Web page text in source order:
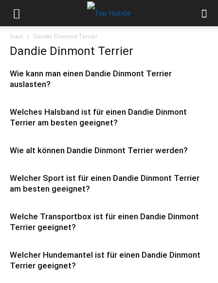
Start Dandie Dinmont Terrier
Dandie Dinmont Terrier
Wie kann man einen Dandie Dinmont Terrier
auslasten?
Welches Halsband ist für einen Dandie Dinmont
Terrier am besten geeignet?
Wie alt können Dandie Dinmont Terrier werden?
Welcher Sport ist für einen Dandie Dinmont Terrier
am besten geeignet?
Welche Transportbox ist für einen Dandie Dinmont
Terrier geeignet?
Welcher Hundemantel ist für einen Dandie Dinmont
Terrier geeignet?